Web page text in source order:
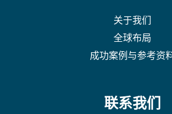
关于我们
全球布局
成功案例与参考资
联系我们